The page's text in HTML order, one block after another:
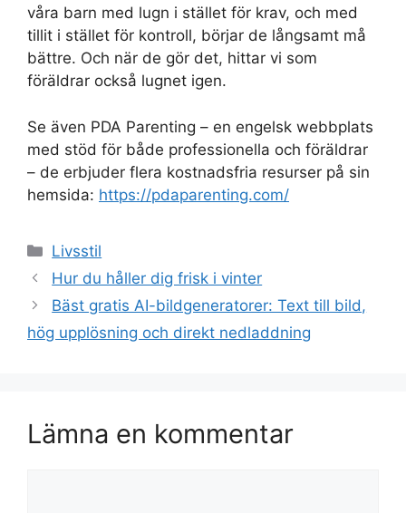
våra barn med lugn i stället för krav, och med
tillit i stället för kontroll, börjar de långsamt må
bättre. Och när de gör det, hittar vi som
föräldrar också lugnet igen.
Se även PDA Parenting – en engelsk webbplats
med stöd för både professionella och föräldrar
– de erbjuder flera kostnadsfria resurser på sin
hemsida: https://pdaparenting.com/
Kategorier
Livsstil
Hur du håller dig frisk i vinter
Bäst gratis AI-bildgeneratorer: Text till bild,
hög upplösning och direkt nedladdning
Lämna en kommentar